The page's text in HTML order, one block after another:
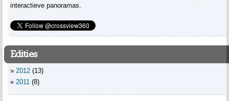
interactieve panoramas.
Edities
2012 (13)
2011 (8)